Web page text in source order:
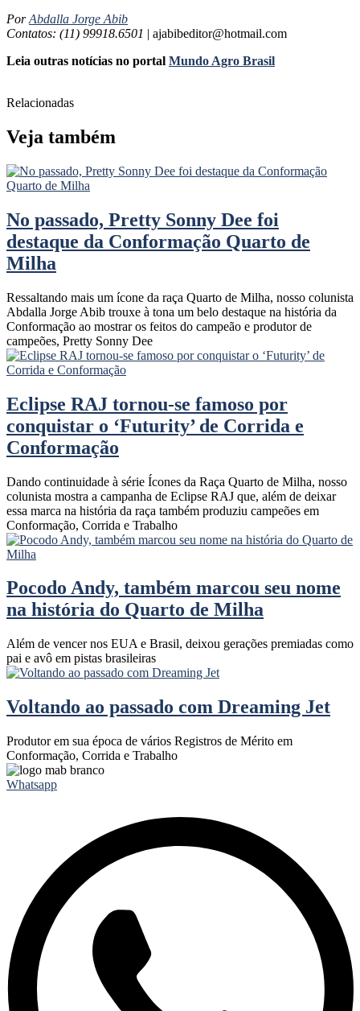
PorAbdalla Jorge Abib
Contatos: (11) 99918.6501 | ajabibeditor@hotmail.com
Leia outras notícias no portal Mundo Agro Brasil
Relacionadas
Veja também
No passado, Pretty Sonny Dee foi
destaque da Conformação Quarto de
Milha
Ressaltando mais um ícone da raça Quarto de Milha, nosso colunista
Abdalla Jorge Abib trouxe à tona um belo destaque na história da
Conformação ao mostrar os feitos do campeão e produtor de
campeões, Pretty Sonny Dee
Eclipse RAJ tornou-se famoso por
conquistar o ‘Futurity’ de Corrida e
Conformação
Dando continuidade à série Ícones da Raça Quarto de Milha, nosso
colunista mostra a campanha de Eclipse RAJ que, além de deixar
essa marca na história da raça também produziu campeões em
Conformação, Corrida e Trabalho
Pocodo Andy, também marcou seu nome
na história do Quarto de Milha
Além de vencer nos EUA e Brasil, deixou gerações premiadas como
pai e avô em pistas brasileiras
Voltando ao passado com Dreaming Jet
Produtor em sua época de vários Registros de Mérito em
Conformação, Corrida e Trabalho
Whatsapp